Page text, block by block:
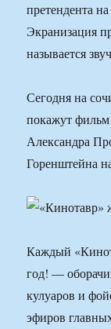
претендента
Экранизация
называется
Сегодня на
покажут фильм
Александра
Горенштейна
Каждый
год! —
кулуаров и
эфиров